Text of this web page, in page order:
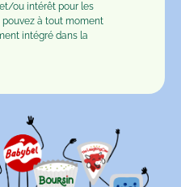
ou intérêt pour les
pouvez à tout moment
intégré dans la